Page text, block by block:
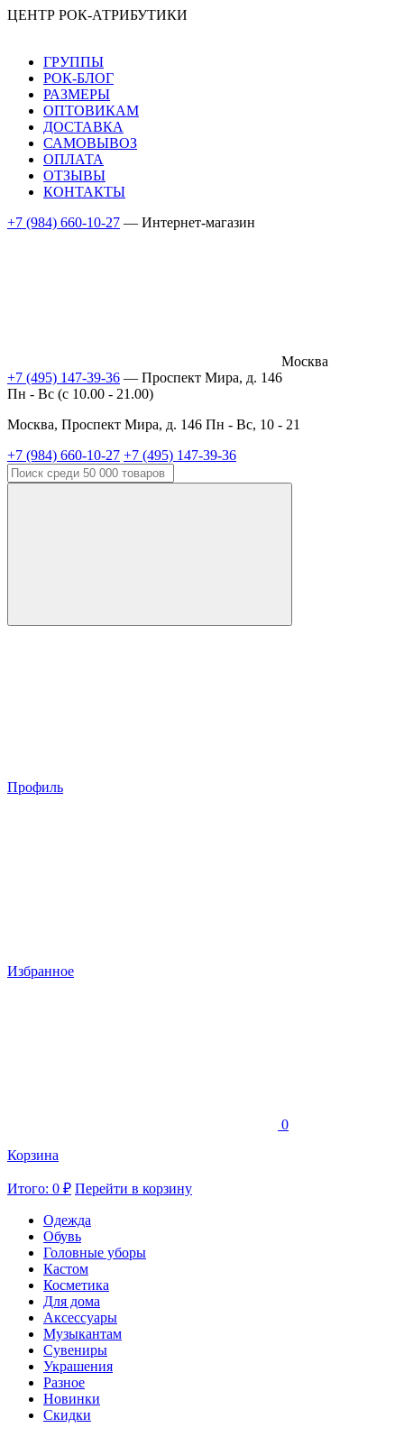
ЦЕНТР РОК-АТРИБУТИКИ
ГРУППЫ
РОК-БЛОГ
РАЗМЕРЫ
ОПТОВИКАМ
ДОСТАВКА
САМОВЫВОЗ
ОПЛАТА
ОТЗЫВЫ
КОНТАКТЫ
+7 (984) 660-10-27 — Интернет-магазин
Москва
+7 (495) 147-39-36 — Проспект Мира, д. 146
Пн - Вс (c 10.00 - 21.00)
Москва, Проспект Мира, д. 146 Пн - Вс, 10 - 21
+7 (984) 660-10-27 +7 (495) 147-39-36
Профиль
Избранное
0
Корзина
Итого: 0 ₽ Перейти в корзину
Одежда
Обувь
Головные уборы
Кастом
Косметика
Для дома
Аксессуары
Музыкантам
Сувениры
Украшения
Разное
Новинки
Скидки